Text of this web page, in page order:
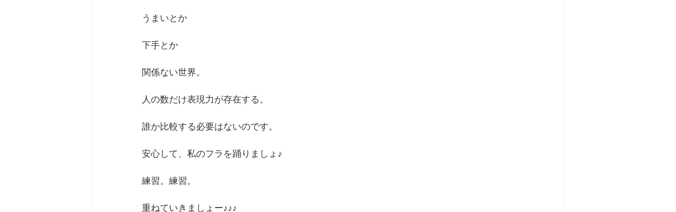
うまいとか
下手とか
関係ない世界。
人の数だけ表現力が存在する。
誰か比較する必要はないのです。
安心して、私のフラを踊りましょ♪
練習。練習。
重ねていきましょー♪♪♪